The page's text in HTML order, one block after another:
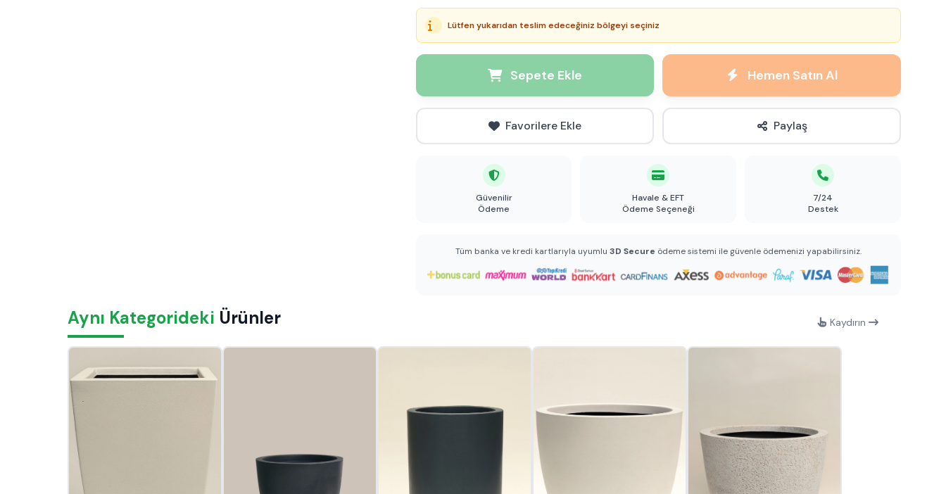
Lütfen yukarıdan teslim edeceğiniz bölgeyi seçiniz
Sepete Ekle Hemen Satın Al
Favorilere Ekle Paylaş
Güvenilir
Ödeme
Havale & EFT
Ödeme Seçeneği
7/24
Destek
Tüm banka ve kredi kartlarıyla uyumlu 3D Secure ödeme sistemi ile güvenle ödemenizi yapabilirsiniz.
Aynı Kategorideki Ürünler Kaydırın